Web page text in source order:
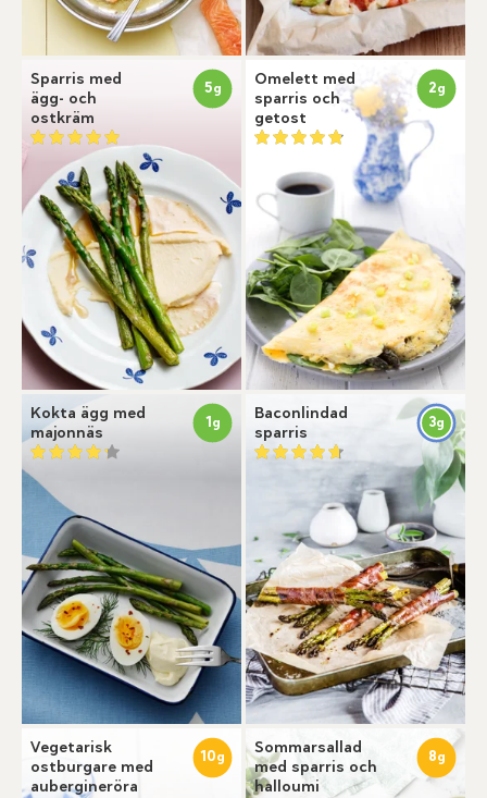
Sparris med
ägg- och
ostkräm
5g
Omelett med
sparris och
getost
2g
Kokta ägg med
majonnäs
1g
Baconlindad
sparris
3g
Vegetarisk
ostburgare med
aubergineröra
10g
Sommarsallad
med sparris och
halloumi
8g